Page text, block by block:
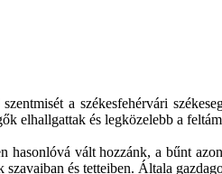
a székesfehérvári
elhallgattak és legközelebb a
hasonlóvá vált hozzánk, a bűnt
és tetteiben. Általa